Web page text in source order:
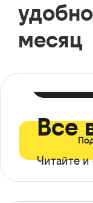
месяц
Все
Читайте